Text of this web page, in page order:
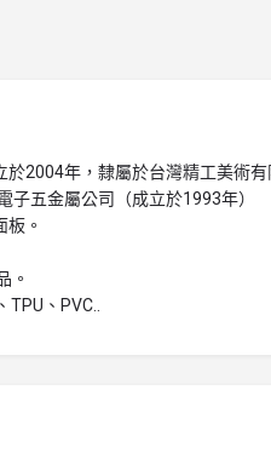
2004年，隸屬於台灣精工美術有
子五金屬公司（成立於1993年）
。
。
、PVC..